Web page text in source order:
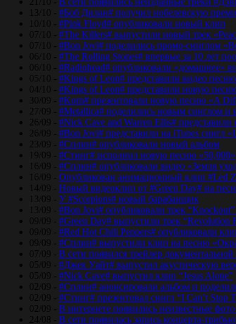
13/10 - #Боб Дилан# получил нобелевскую
10/10 - #Pink Floyd# опубликовали новый клип
07/10 - #The Killers# выпустили новый трек
07/10 - #Bon Jovi# поделились промо-синглом
06/10 - #The Rolling Stones# впервые за 10 лет
06/10 - #Radiohead# опубликовали «домашнее»
05/10 - #Kings of Leon# представили видео
04/10 - #Kings of Leon# представили новую
30/09 - #Korn# презентовали новую песню «A
27/09 - #Metallica# поделились новым синглом и
26/09 - #Nick Cave and Warren Ellis# представили
26/09 - #Bon Jovi# представили на iTunes сингл
23/09 - #Сплин# опубликовали новый альбом
19/09 - #Стинг# исполнил новую песню «50,000»
16/09 - #Сплин# опубликовали видео «Земля
16/09 - Опубликован анимационный клип #Led
14/09 - Новый видеоклип от #Green Day# на
13/09 - У #Scorpions# новый барабанщик
13/09 - #Bon Jovi# опубликовали трек
09/09 - #Green Day# выпустили трек “Revolution
09/09 - #Red Hot Chili Peppers# опубликовали
09/09 - #Сплин# выпустили клип на песню
07/09 - В сети появился трейлер
05/09 - #Джек Уайт# выпустил акустическую
05/09 - #Nick Cave# выпустил клип “Jesus Alone”
02/09 - #Сплин# анонсировали альбом и
02/09 - #Стинг# презентовал сингл “I Can’t Stop
02/09 - В интернете появились неизвестные
24/08 - В сети появилась запись концерта-